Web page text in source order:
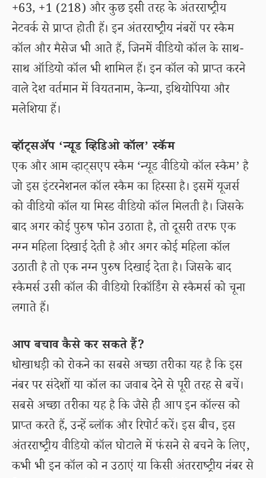
+63, +1 (218) और कुछ इसी तरह के अंतरराष्ट्रीय
नेटवर्क से प्राप्त होती हैं। इन अंतरराष्ट्रीय नंबरों पर स्कैम
कॉल और मैसेज भी आते हैं, जिनमें वीडियो कॉल के साथ-
साथ ऑडियो कॉल भी शामिल हैं। इन कॉल को प्राप्त करने
वाले देश वर्तमान में वियतनाम, केन्या, इथियोपिया और
मलेशिया हैं।
व्हॉट्सॲप ‘न्यूड व्हिडिओ कॉल’ स्कॅम
एक और आम व्हाट्सएप स्कैम ‘न्यूड वीडियो कॉल स्कैम’ है
जो इस इंटरनेशनल कॉल स्कैम का हिस्सा है। इसमें यूजर्स
को वीडियो कॉल या मिस्ड वीडियो कॉल मिलती है। जिसके
बाद अगर कोई पुरुष फोन उठाता है, तो दूसरी तरफ एक
नग्न महिला दिखाई देती है और अगर कोई महिला कॉल
उठाती है तो एक नग्न पुरुष दिखाई देता है। जिसके बाद
स्कैमर्स उसी कॉल की वीडियो रिकॉर्डिंग से स्कैमर्स को चूना
लगाते हैं।
आप बचाव कैसे कर सकते हैं?
धोखाधड़ी को रोकने का सबसे अच्छा तरीका यह है कि इस
नंबर पर संदेशों या कॉल का जवाब देने से पूरी तरह से बचें।
सबसे अच्छा तरीका यह है कि जैसे ही आप इन कॉल्स को
प्राप्त करते हैं, उन्हें ब्लॉक और रिपोर्ट करें। इस बीच, इस
अंतरराष्ट्रीय वीडियो कॉल घोटाले में फंसने से बचने के लिए,
कभी भी इन कॉल को न उठाएं या किसी अंतरराष्ट्रीय नंबर से